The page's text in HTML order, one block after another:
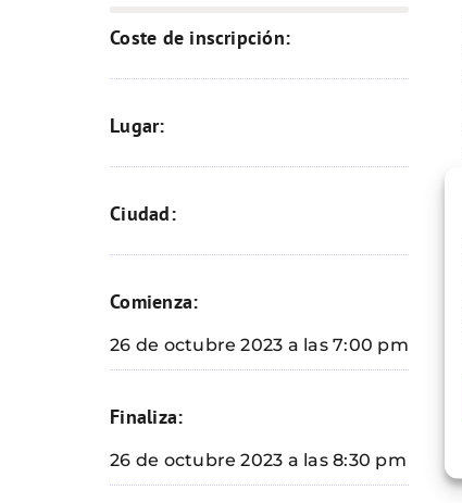
Coste de inscripción:
Lugar:
Ciudad:
Comienza:
26 de octubre 2023 a las 7:00 pm
Finaliza:
26 de octubre 2023 a las 8:30 pm